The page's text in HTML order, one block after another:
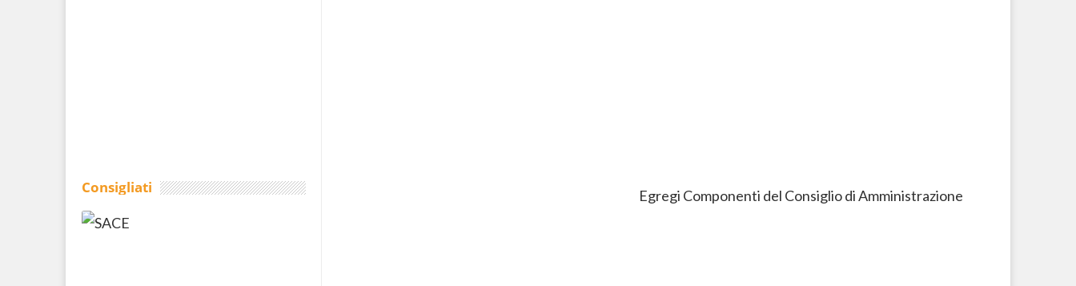
Egregi Componenti del Consiglio di Amministrazione
Consigliati